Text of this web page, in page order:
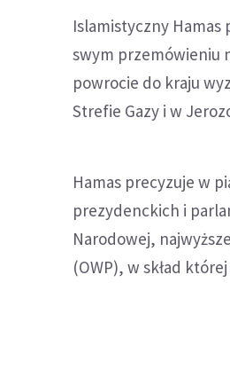
Islamistyczny Hamas
swym przemówieniu
powrocie do kraju
Strefie Gazy i w
Hamas precyzuje w
prezydenckich i
Narodowej,
(OWP), w skład